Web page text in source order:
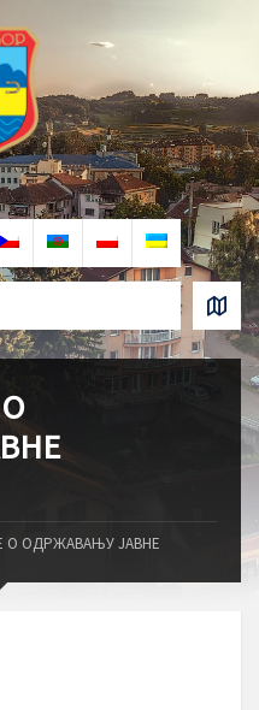
О ОДРЖАВАЊУ ЈАВНЕ